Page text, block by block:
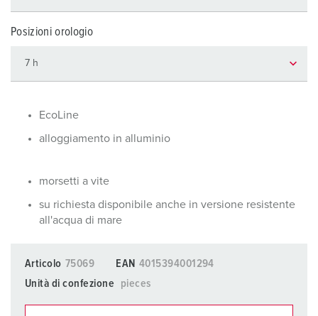
Posizioni orologio
EcoLine
alloggiamento in alluminio
morsetti a vite
su richiesta disponibile anche in versione resistente
all'acqua di mare
Articolo 75069 EAN 4015394001294
Unità di confezione
pieces